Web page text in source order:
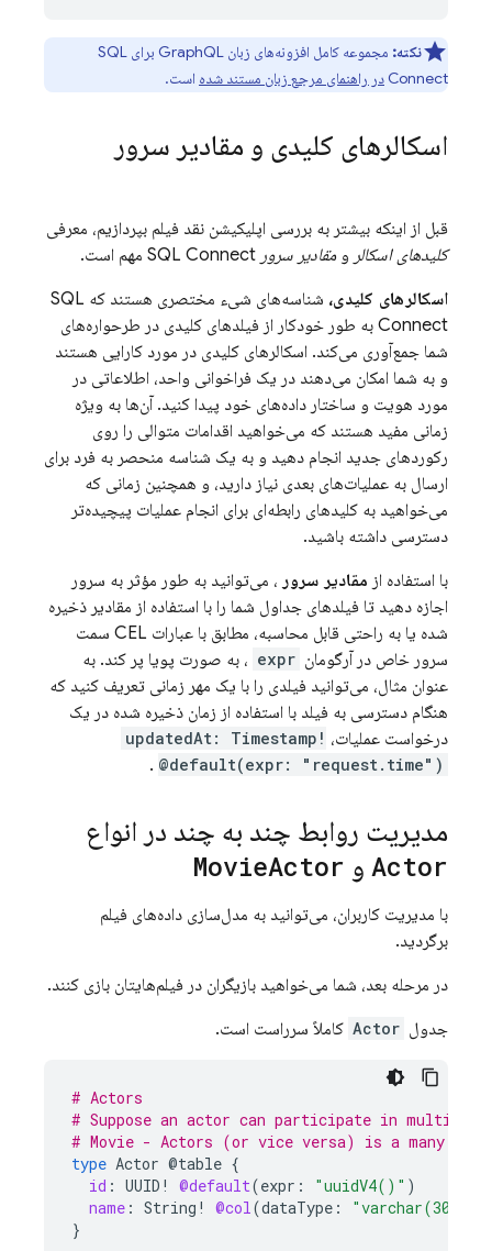
نکته: مجموعه کامل افزونه‌های زبان GraphQL برای
SQL
Connect در راهنمای مرجع زبان مستند شده است.
اسکالرهای کلیدی و مقادیر سرور
قبل از اینکه بیشتر به بررسی اپلیکیشن نقد فیلم بپردازیم، معرفی
کلیدهای اسکالر و مقادیر سرور SQL Connect مهم است.
اسکالرهای کلیدی، شناسه‌های شیء مختصری هستند که SQL
Connect به طور خودکار از فیلدهای کلیدی در طرحواره‌های
شما جمع‌آوری می‌کند. اسکالرهای کلیدی در مورد کارایی هستند
و به شما امکان می‌دهند در یک فراخوانی واحد، اطلاعاتی در
مورد هویت و ساختار داده‌های خود پیدا کنید. آن‌ها به ویژه
زمانی مفید هستند که می‌خواهید اقدامات متوالی را روی
رکوردهای جدید انجام دهید و به یک شناسه منحصر به فرد برای
ارسال به عملیات‌های بعدی نیاز دارید، و همچنین زمانی که
می‌خواهید به کلیدهای رابطه‌ای برای انجام عملیات پیچیده‌تر
دسترسی داشته باشید.
با استفاده از مقادیر سرور ، می‌توانید به طور مؤثر به سرور
اجازه دهید تا فیلدهای جداول شما را با استفاده از مقادیر ذخیره
شده یا به راحتی قابل محاسبه، مطابق با عبارات CEL سمت
سرور خاص در آرگومان expr ، به صورت پویا پر کند. به
عنوان مثال، می‌توانید فیلدی را با یک مهر زمانی تعریف کنید که
هنگام دسترسی به فیلد با استفاده از زمان ذخیره شده در یک
درخواست عملیات، updatedAt: Timestamp!
@default(expr: "request.time")
.
مدیریت روابط چند به چند در انواع
Actor و MovieActor
با مدیریت کاربران، می‌توانید به مدل‌سازی داده‌های فیلم
برگردید.
در مرحله بعد، شما می‌خواهید بازیگران در فیلم‌هایتان بازی کنند.
جدول Actor کاملاً سرراست است.
# Actors
# Suppose an actor can participate in multiple
# Movie - Actors (or vice versa) is a many to
type Actor @table {
id : UUID ! @default(expr : "uuidV4()" )
name : String ! @col(dataType : "varchar(30)"
}